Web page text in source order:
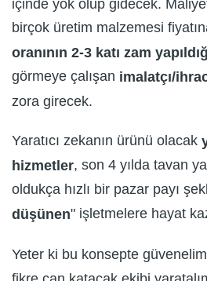
içinde yok olup gidecek.
birçok üretim malzemesi
oranının 2-3 katı zam
görmeye çalışan imalatçı/
zora girecek.
Yaratıcı zekanın ürünü olacak
hizmetler, son 4 yılda tavan
oldukça hızlı bir pazar payı
düşünen" işletmelere hayat
Yeter ki bu konsepte